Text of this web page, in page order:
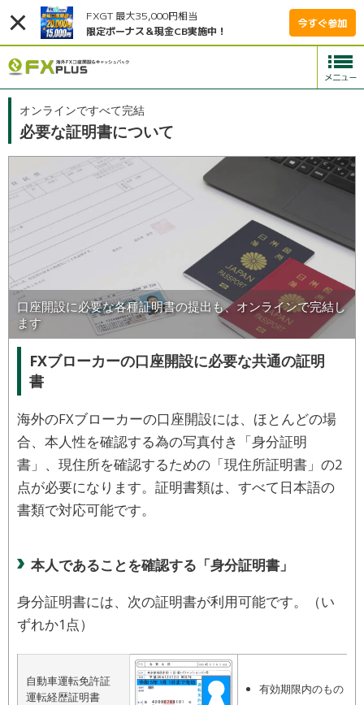
FXGT 最大35,000円相当
限定ボーナス＆現金CB実施中！
今すぐ参加
オンラインですべて完結
必要な証明書について
口座開設に必要な各種証明書の提出も、オンラインで完結し
ます
FXブローカーの口座開設に必要な共通の証明
書
海外のFXブローカーの口座開設には、ほとんどの場
合、本人性を確認する為の写真付き「身分証明
書」、現住所を確認するための「現住所証明書」の2
点が必要になります。証明書類は、すべて日本語の
書類で対応可能です。
本人であることを確認する「身分証明書」
身分証明書には、次の証明書が利用可能です。（い
ずれか1点）
自動車運転免許証
運転経歴証明書
有効期限内のもの